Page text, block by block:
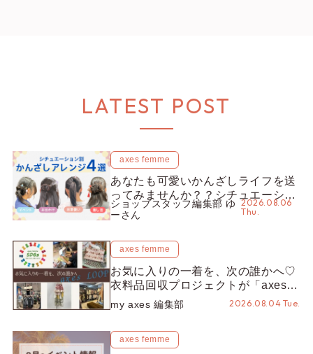
LATEST POST
axes femme
あなたも可愛いかんざしライフを送
ってみませんか？？シチュエーショ
ン別“かんざし”のオススメ【ショッ
プスタッフ編集部】
ショップスタッフ編集部 ゆ
ーさん
2026.08.06
Thu.
axes femme
お気に入りの一着を、次の誰かへ♡
衣料品回収プロジェクトが「axes
LOOP」にアップデート！活用する
とポイントが手に入る◎
my axes 編集部 2026.08.04 Tue.
axes femme